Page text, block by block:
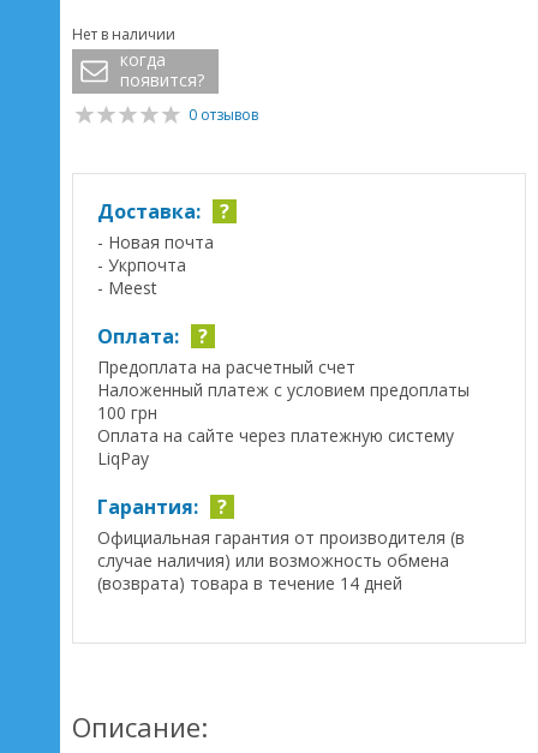
Нет в наличии
когда
появится?
0 отзывов
Доставка: ?
- Новая почта
- Укрпочта
- Meest
Оплата: ?
Предоплата на расчетный счет
Наложенный платеж с условием предоплаты
100 грн
Оплата на сайте через платежную систему
LiqPay
Гарантия: ?
Официальная гарантия от производителя (в
случае наличия) или возможность обмена
(возврата) товара в течение 14 дней
Описание: